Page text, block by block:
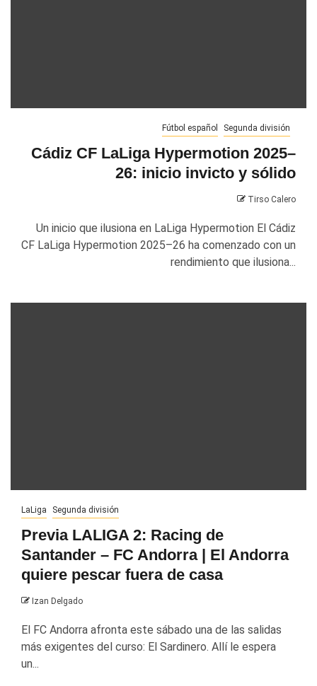
Fútbol español Segunda división
Cádiz CF LaLiga Hypermotion 2025–
26: inicio invicto y sólido
Tirso Calero
Un inicio que ilusiona en LaLiga Hypermotion El Cádiz
CF LaLiga Hypermotion 2025–26 ha comenzado con un
rendimiento que ilusiona...
LaLiga Segunda división
Previa LALIGA 2: Racing de
Santander – FC Andorra | El Andorra
quiere pescar fuera de casa
Izan Delgado
El FC Andorra afronta este sábado una de las salidas
más exigentes del curso: El Sardinero. Allí le espera
un...